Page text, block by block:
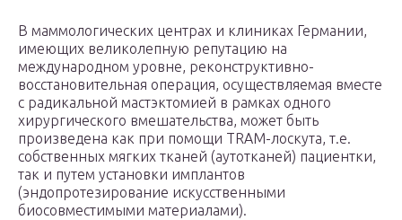
В маммологических центрах и клиниках Германии,
имеющих великолепную репутацию на
международном уровне, реконструктивно-
восстановительная операция, осуществляемая вместе
с радикальной мастэктомией в рамках одного
хирургического вмешательства, может быть
произведена как при помощи TRAM-лоскута, т.е.
собственных мягких тканей (аутотканей) пациентки,
так и путем установки имплантов
(эндопротезирование искусственными
биосовместимыми материалами).